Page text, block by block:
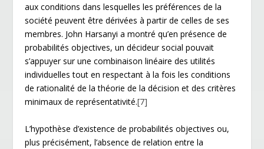
aux conditions dans lesquelles les préférences de la
société peuvent être dérivées à partir de celles de ses
membres. John Harsanyi a montré qu’en présence de
probabilités objectives, un décideur social pouvait
s’appuyer sur une combinaison linéaire des utilités
individuelles tout en respectant à la fois les conditions
de rationalité de la théorie de la décision et des critères
minimaux de représentativité.[7]
L’hypothèse d’existence de probabilités objectives ou,
plus précisément, l’absence de relation entre la